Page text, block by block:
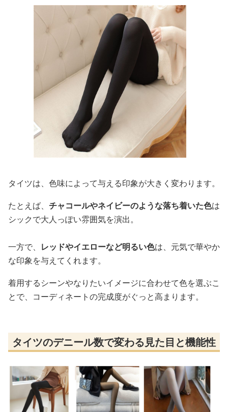
タイツは、色味によって与える印象が大きく変わります。
たとえば、 チャコールやネイビーのような落ち着いた色は
シックで大人っぽい雰囲気を演出。
一方で、 レッドやイエローなど明るい色は、元気で華やか
な印象を与えてくれます。
着用するシーンやなりたいイメージに合わせて色を選ぶこ
とで、コーディネートの完成度がぐっと高まります。
タイツのデニール数で変わる見た目と機能性